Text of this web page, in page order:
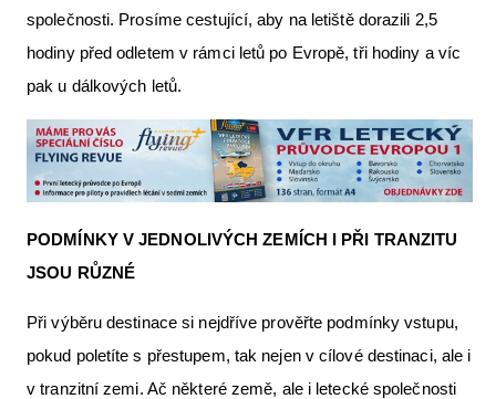
společnosti. Prosíme cestující, aby na letiště dorazili 2,5
hodiny před odletem v rámci letů po Evropě, tři hodiny a víc
pak u dálkových letů.
PODMÍNKY V JEDNOLIVÝCH ZEMÍCH I PŘI TRANZITU
JSOU RŮZNÉ
Při výběru destinace si nejdříve prověřte podmínky vstupu,
pokud poletíte s přestupem, tak nejen v cílové destinaci, ale i
v tranzitní zemi. Ač některé země, ale i letecké společnosti